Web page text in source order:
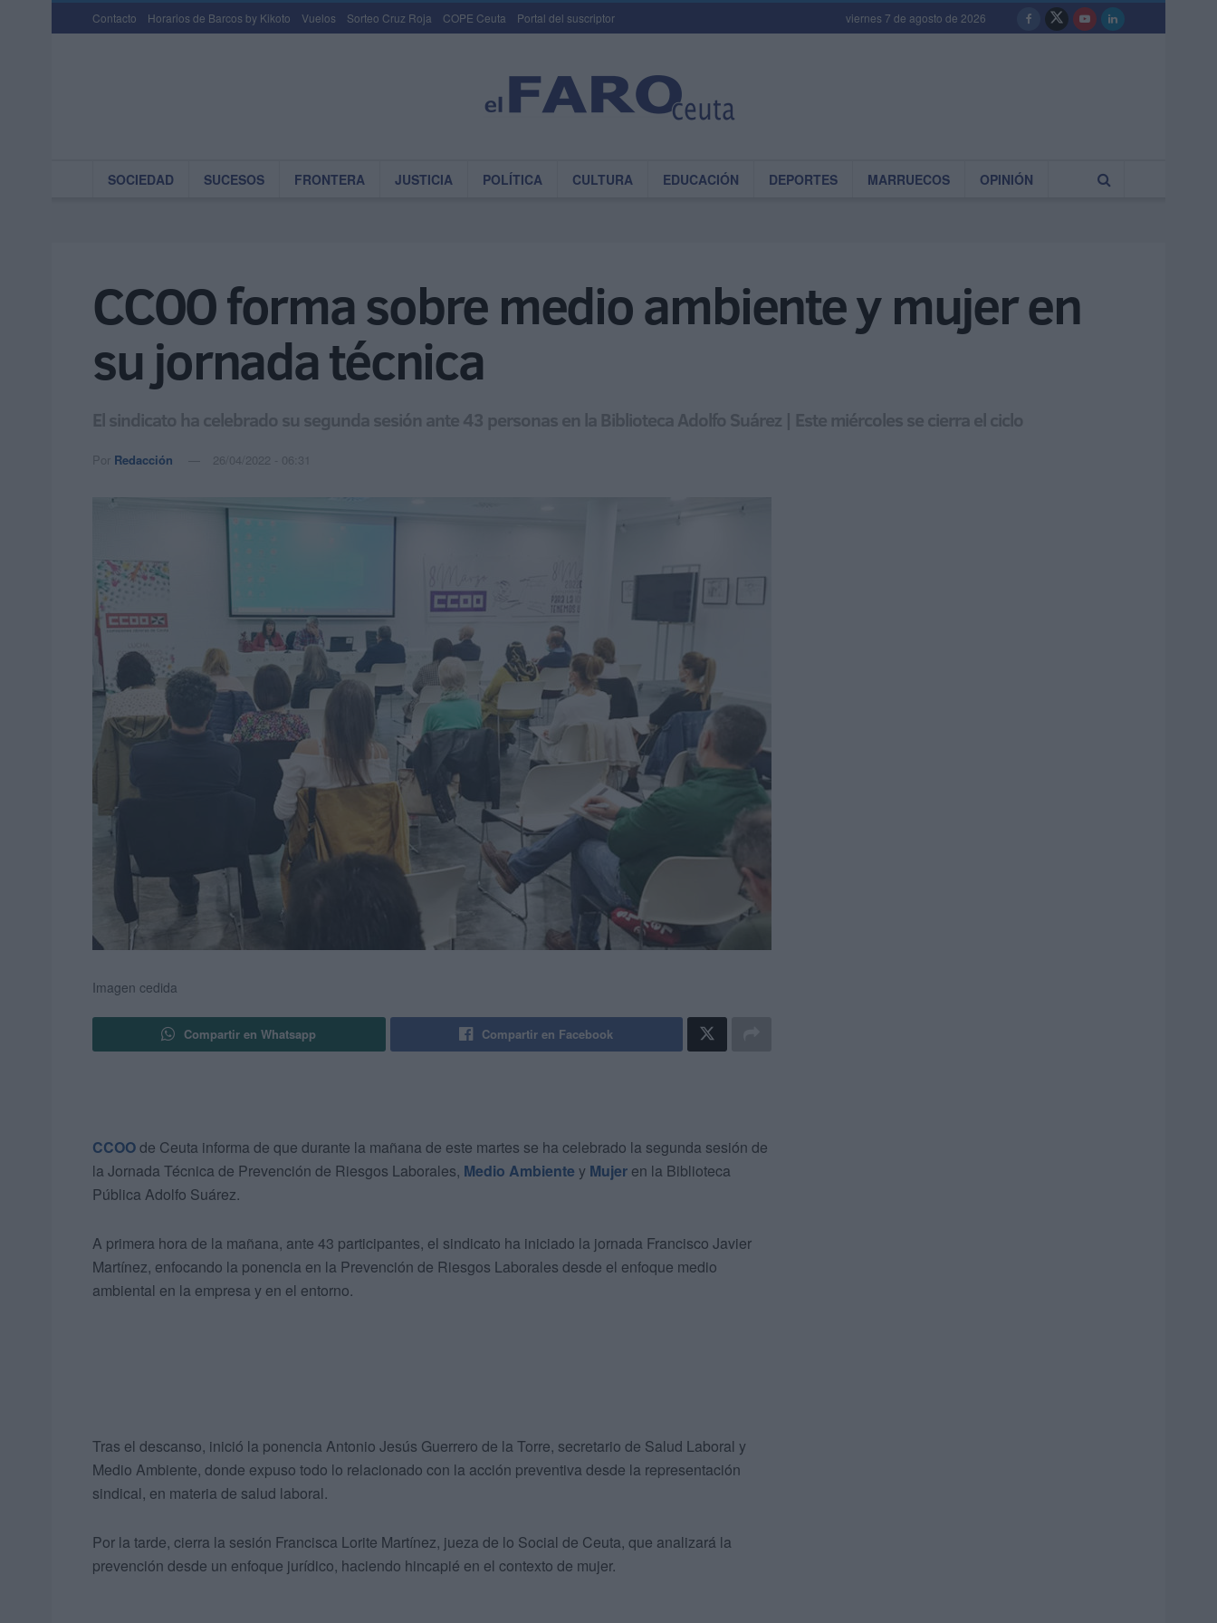
Contacto Horarios de Barcos by Kikoto Vuelos Sorteo Cruz Roja COPE Ceuta Portal del suscriptor viernes 7 de agosto de 2026
SOCIEDAD SUCESOS FRONTERA JUSTICIA POLÍTICA CULTURA EDUCACIÓN DEPORTES MARRUECOS OPINIÓN
CCOO forma sobre medio ambiente y mujer en
su jornada técnica
El sindicato ha celebrado su segunda sesión ante 43 personas en la Biblioteca Adolfo Suárez | Este miércoles se cierra el ciclo
Por Redacción 26/04/2022 - 06:31
Imagen cedida
Compartir en Whatsapp Compartir en Facebook
CCOOde Ceuta informa de que durante la mañana de este martes se ha celebrado la segunda sesión de
la Jornada Técnica de Prevención de Riesgos Laborales, Medio Ambiente y Mujer en la Biblioteca
Pública Adolfo Suárez.
A primera hora de la mañana, ante 43 participantes, el sindicato ha iniciado la jornada Francisco Javier
Martínez, enfocando la ponencia en la Prevención de Riesgos Laborales desde el enfoque medio
ambiental en la empresa y en el entorno.
Tras el descanso, inició la ponencia Antonio Jesús Guerrero de la Torre, secretario de Salud Laboral y
Medio Ambiente, donde expuso todo lo relacionado con la acción preventiva desde la representación
sindical, en materia de salud laboral.
Por la tarde, cierra la sesión Francisca Lorite Martínez, jueza de lo Social de Ceuta, que analizará la
prevención desde un enfoque jurídico, haciendo hincapié en el contexto de mujer.